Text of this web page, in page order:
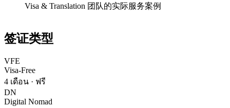
Visa & Translation 团队的实际服务案例
签证类型
VFE
Visa-Free
4 เดือน · ฟรี
DN
Digital Nomad